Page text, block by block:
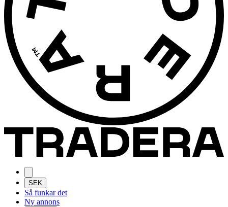
SEK
Så funkar det
Ny annons